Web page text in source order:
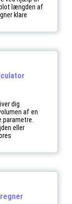
længden af
klare
dig
af en
eller